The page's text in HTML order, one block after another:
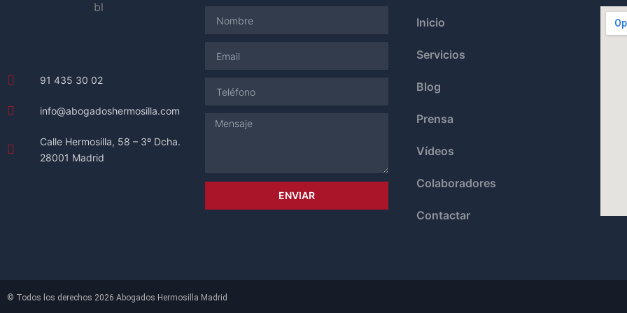
91 435 30 02
info@abogadoshermosilla.com
Calle Hermosilla, 58 – 3º Dcha.
28001 Madrid
Mensaje
ENVIAR
Inicio
Servicios
Blog
Prensa
Vídeos
Colaboradores
Contactar
© Todos los derechos 2026 Abogados Hermosilla Madrid